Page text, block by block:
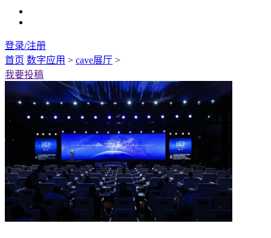
登录/注册
首页 数字应用 > cave展厅 >
我要投稿